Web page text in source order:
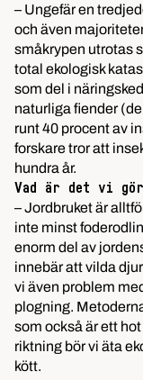
– Ungefär en
och även
småkrypen utrotas
total ekologisk
som del i
naturliga fiender
runt 40 procent av
forskare tror att
hundra år.
Vad är det vi
– Jordbruket är
inte minst
enorm del av
innebär att vilda
vi även problem
plogning.
som också är ett
riktning bör vi äta
kött.